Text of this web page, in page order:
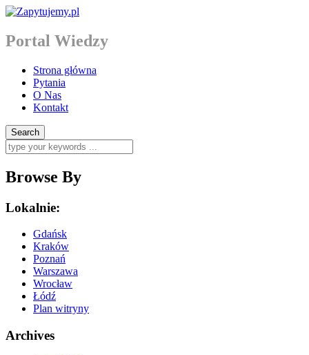
Portal Wiedzy
Strona główna
Pytania
O Nas
Kontakt
Browse By
Lokalnie:
Gdańsk
Kraków
Poznań
Warszawa
Wrocław
Łódź
Plan witryny
Archives